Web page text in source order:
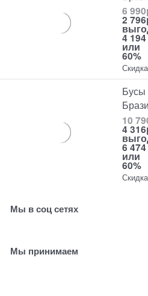
6 990
2 796
4
или
60%
Бусы
10
4 316
6
или
60%
Мы в соц сетях
Мы принимаем